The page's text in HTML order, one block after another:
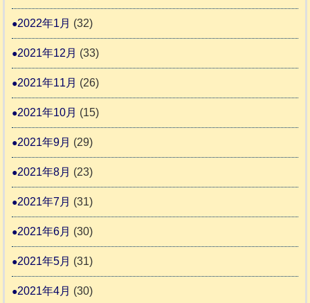
2022年1月 (32)
2021年12月 (33)
2021年11月 (26)
2021年10月 (15)
2021年9月 (29)
2021年8月 (23)
2021年7月 (31)
2021年6月 (30)
2021年5月 (31)
2021年4月 (30)